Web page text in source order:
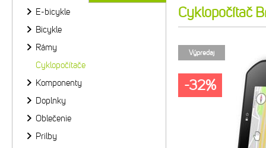
Cyklopočítač
Výpredaj
-32%
E-bicykle
Bicykle
Rámy
Cyklopočítače
Komponenty
Doplnky
Oblečenie
Prilby